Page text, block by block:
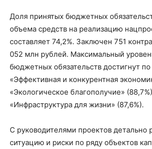
Доля принятых бюджетных
объема средств на реализацию
составляет 74,2%. Заключен 751
052 млн рублей. Максимальный
бюджетных обязательств достигнут
«Эффективная и конкурентная
«Экологическое благополучие»
«Инфраструктура для жизни» (87,6%).
С руководителями проектов детально
ситуацию и риски по ряду объектов